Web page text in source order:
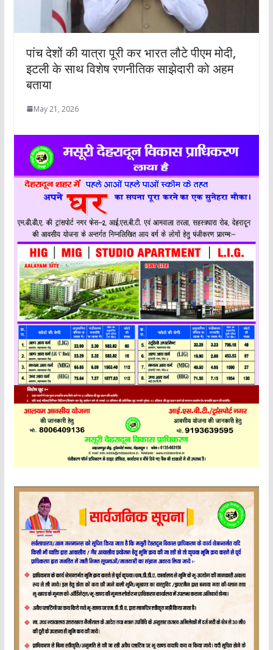
पांच देशों की यात्रा पूरी कर भारत लौटे पीएम मोदी,
इटली के साथ विशेष रणनीतिक साझेदारी को अहम
बताया
May 21, 2026